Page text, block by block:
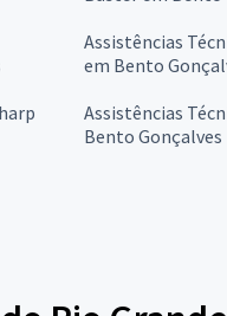
Assistências
em Bento
Assistências
Bento Gonçalves